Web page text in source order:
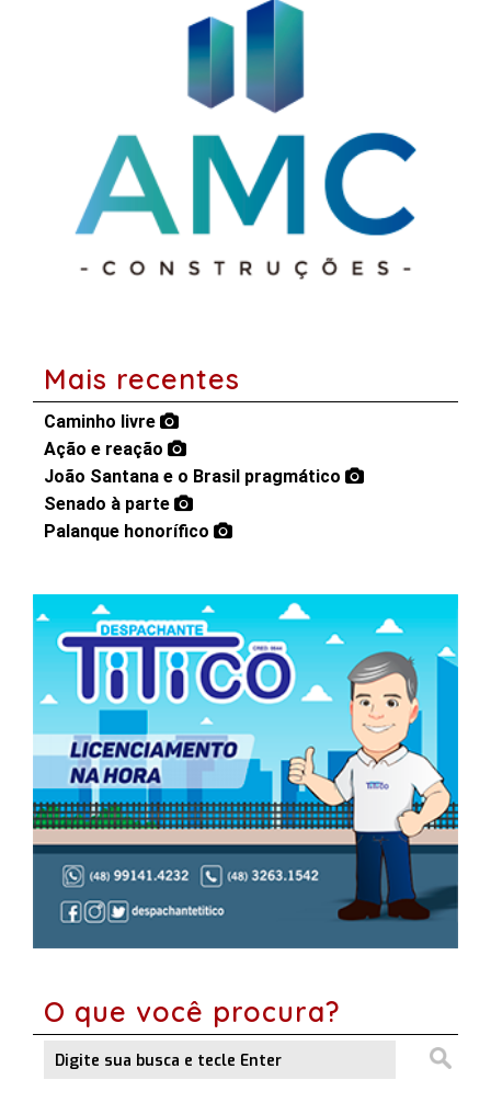
Mais recentes
Caminho livre
Ação e reação
João Santana e o Brasil pragmático
Senado à parte
Palanque honorífico
O que você procura?